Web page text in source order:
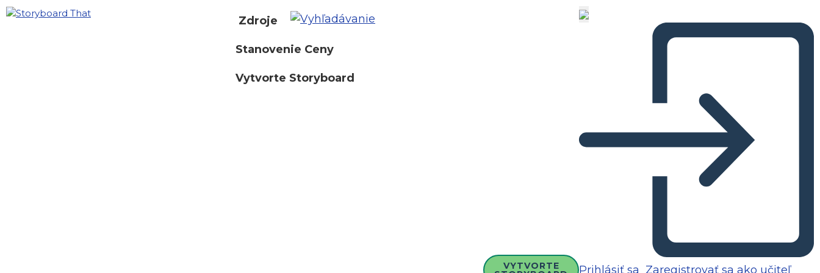
Zdroje
Stanovenie Ceny
Vytvorte Storyboard
VYTVORTE Prihlásiť sa Zaregistrovať sa ako učiteľ